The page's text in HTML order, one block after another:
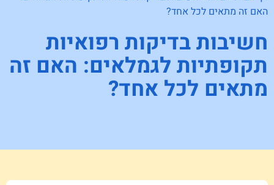
האם זה מתאים לכל אחד?
חשיבות בדיקות רפואיות
תקופתיות לגמלאים: האם זה
מתאים לכל אחד?